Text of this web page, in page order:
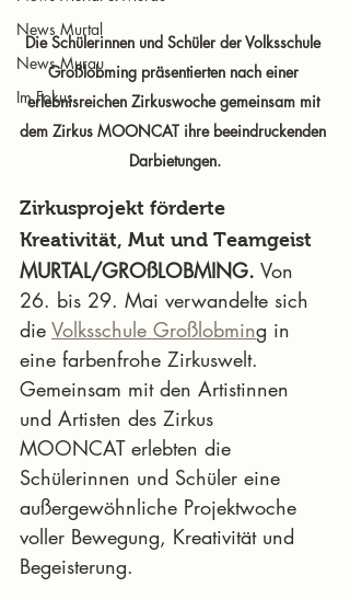
News Murtal
News Murau
Im Fokus
Die Schülerinnen und Schüler der Volksschule
Großlobming präsentierten nach einer
erlebnisreichen Zirkuswoche gemeinsam mit
dem Zirkus MOONCAT ihre beeindruckenden
Darbietungen.
Zirkusprojekt förderte
Kreativität, Mut und Teamgeist
MURTAL/GROßLOBMING. Von
26. bis 29. Mai verwandelte sich
die Volksschule Großlobming in
eine farbenfrohe Zirkuswelt.
Gemeinsam mit den Artistinnen
und Artisten des Zirkus
MOONCAT erlebten die
Schülerinnen und Schüler eine
außergewöhnliche Projektwoche
voller Bewegung, Kreativität und
Begeisterung.